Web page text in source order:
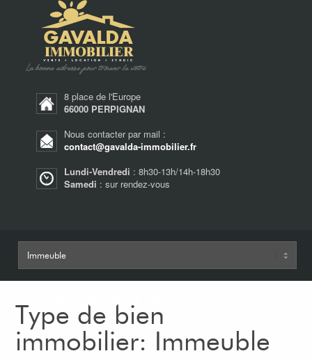
8 place de l'Europe
66000 PERPIGNAN
Nous contacter par mail :
contact@gavalda-immobilier.fr
Lundi-Vendredi : 8h30-13h/14h-18h30
Samedi : sur rendez-vous
04 68 55 51 06
Type de bien
immobilier: Immeuble